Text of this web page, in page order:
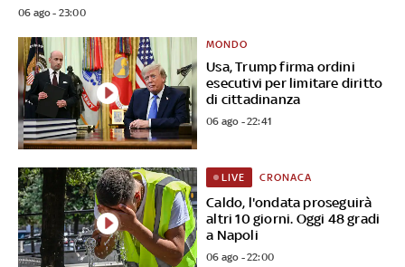
06 ago - 23:00
Usa, Trump firma ordini
esecutivi per limitare diritto
di cittadinanza
MONDO
06 ago - 22:41
Caldo, l'ondata proseguirà
altri 10 giorni. Oggi 48 gradi
a Napoli
LIVE CRONACA
06 ago - 22:00